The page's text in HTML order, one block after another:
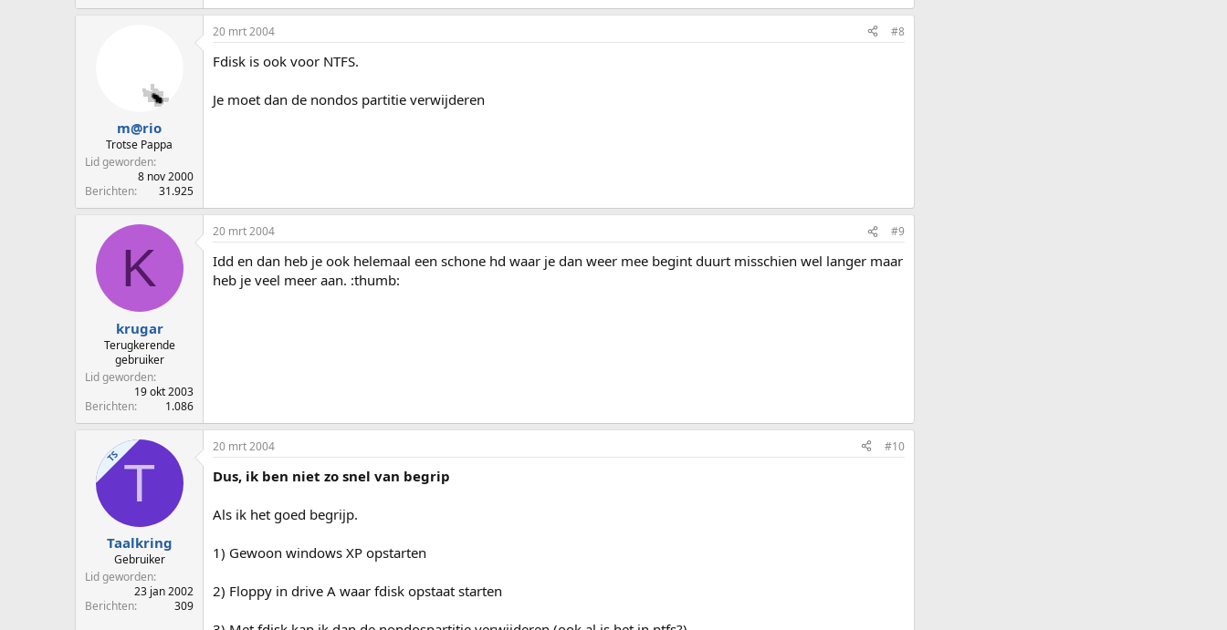
m@rio
Trotse Pappa
Lid geworden
8 nov 2000
Berichten
31.925
20 mrt 2004 #8
Fdisk is ook voor NTFS.
Je moet dan de nondos partitie verwijderen
K
krugar
Terugkerende
gebruiker
Lid geworden
19 okt 2003
Berichten
1.086
20 mrt 2004 #9
Idd en dan heb je ook helemaal een schone hd waar je dan weer mee begint duurt misschien wel langer maar
heb je veel meer aan. :thumb:
TST
Taalkring
Gebruiker
Lid geworden
23 jan 2002
Berichten
309
20 mrt 2004 #10
Dus, ik ben niet zo snel van begrip
Als ik het goed begrijp.
1) Gewoon windows XP opstarten
2) Floppy in drive A waar fdisk opstaat starten